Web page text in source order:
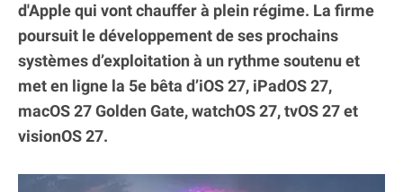
d'Apple qui vont chauffer à plein régime. La firme
poursuit le développement de ses prochains
systèmes d’exploitation à un rythme soutenu et
met en ligne la 5e bêta d’iOS 27, iPadOS 27,
macOS 27 Golden Gate, watchOS 27, tvOS 27 et
visionOS 27.